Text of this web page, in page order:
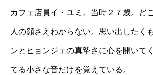
カフェ店員イ・ユミ。当時２７歳。ど
人の顔さえわからない。思い出したく
ンとヒョンジェの真摯さに心を開いて
てる小さな音だけを覚えている。